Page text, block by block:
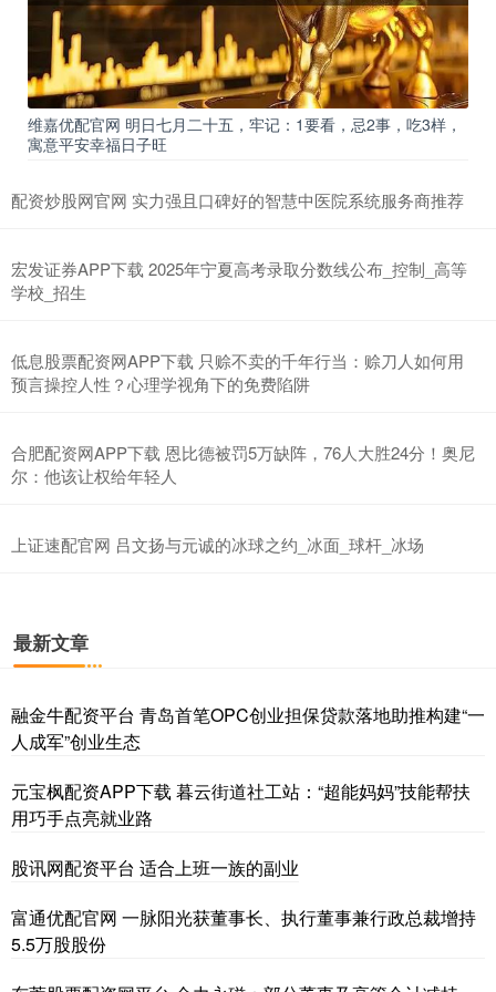
维嘉优配官网 明日七月二十五，牢记：1要看，忌2事，吃3样，
寓意平安幸福日子旺
配资炒股网官网 实力强且口碑好的智慧中医院系统服务商推荐
宏发证券APP下载 2025年宁夏高考录取分数线公布_控制_高等
学校_招生
低息股票配资网APP下载 只赊不卖的千年行当：赊刀人如何用
预言操控人性？心理学视角下的免费陷阱
合肥配资网APP下载 恩比德被罚5万缺阵，76人大胜24分！奥尼
尔：他该让权给年轻人
上证速配官网 吕文扬与元诚的冰球之约_冰面_球杆_冰场
最新文章
融金牛配资平台 青岛首笔OPC创业担保贷款落地助推构建“一
人成军”创业生态
元宝枫配资APP下载 暮云街道社工站：“超能妈妈”技能帮扶
用巧手点亮就业路
股讯网配资平台 适合上班一族的副业
富通优配官网 一脉阳光获董事长、执行董事兼行政总裁增持
5.5万股股份